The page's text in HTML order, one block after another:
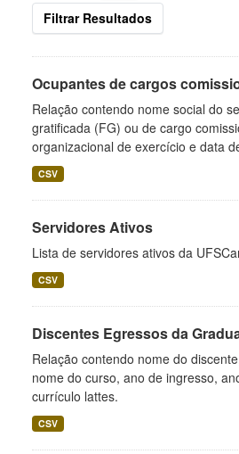
Filtrar Resultados
Ocupantes de cargos
Relação contendo nome social do
gratificada (FG) ou de cargo
organizacional de exercício e data
CSV
Servidores Ativos
Lista de servidores ativos da
CSV
Discentes Egressos da
Relação contendo nome do
nome do curso, ano de ingresso,
currículo lattes.
CSV